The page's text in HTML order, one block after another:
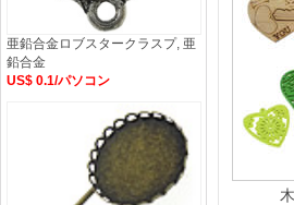
亜鉛合金ロブスタークラスプ, 亜
鉛合金
US$ 0.1/パソコン